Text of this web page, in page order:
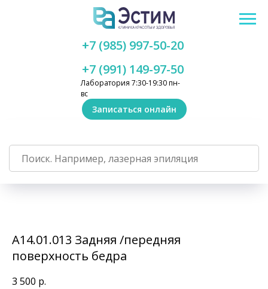
Лаборатория 7:30-19:30 пн-
вс
+7 (991) 149-97-50
+7 (985) 997-50-20
Записаться онлайн
А14.01.013 Задняя /передняя
поверхность бедра
3 500 р.